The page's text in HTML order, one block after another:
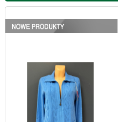
3XL. 1 kolor. Paczka
10 szt